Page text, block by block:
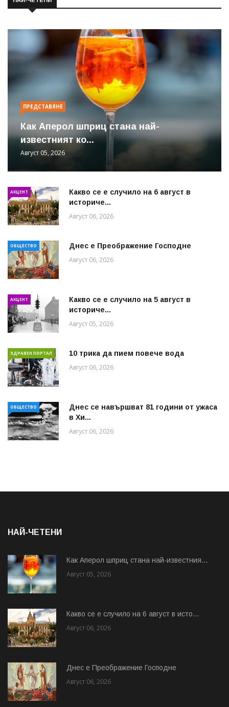
ПРЕДСТАВЯНЕ
Как Аперол шприц стана най-
известният ко...
Август 05, 2026
АКЦЕНТ
Какво се е случило на 6 август в
историче...
Август 06, 2026
ОБЩЕСТВО Днес е Преображение Господне
Август 06, 2026
АКЦЕНТ
Какво се е случило на 5 август в
историче...
Август 05, 2026
ЗДРАВЕН ПОРТАЛ 10 трика да пием повече вода
Август 06, 2026
ОБЩЕСТВО
Днес се навършват 81 години от ужаса
в Хи...
Август 06, 2026
НАЙ-ЧЕТЕНИ
Как Аперол шприц стана най-известния...
Август 05, 2026
Какво се е случило на 6 август в исто...
Август 06, 2026
Днес е Преображение Господне
Август 06, 2026